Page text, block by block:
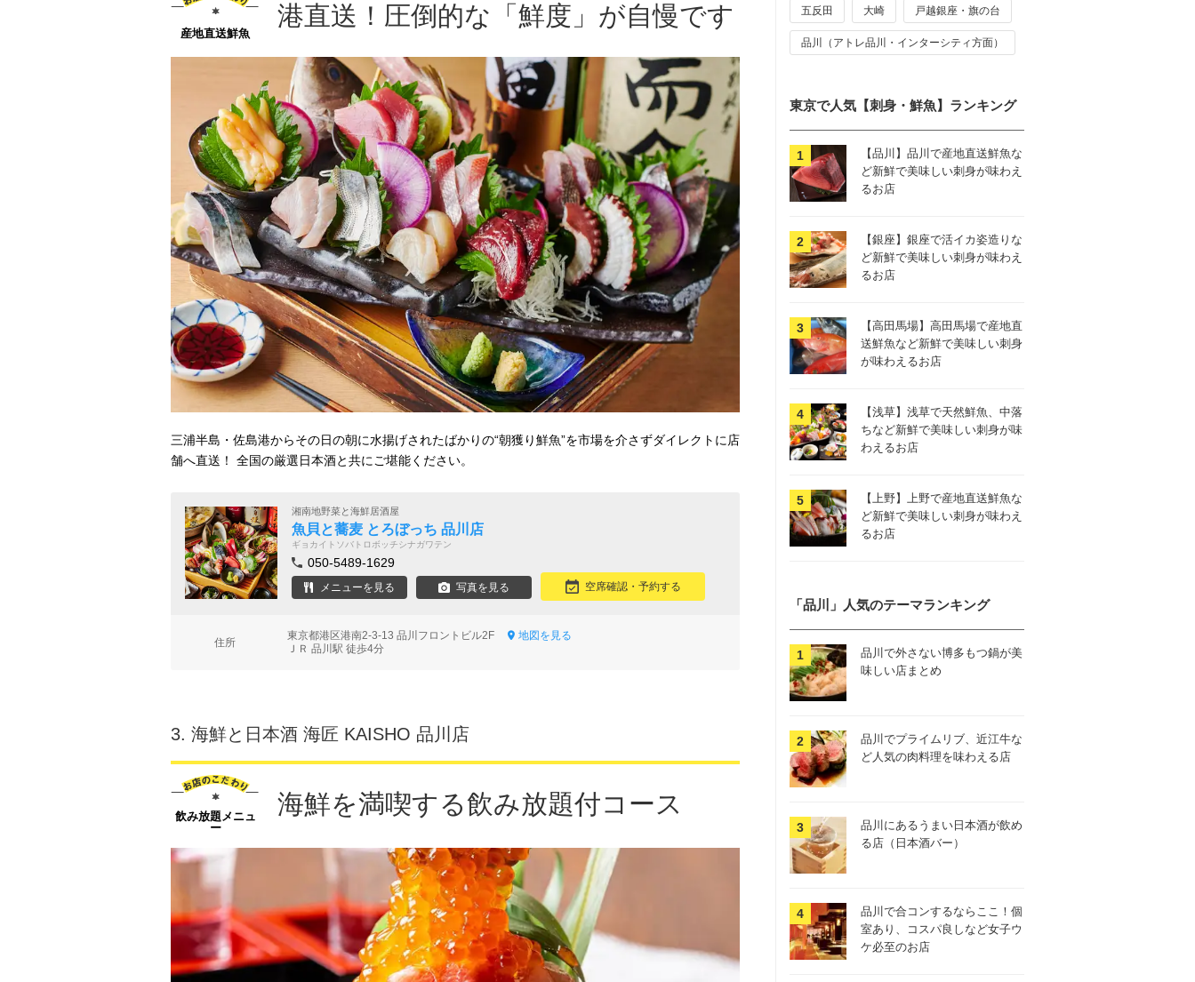
産地直送鮮魚
港直送！圧倒的な「鮮度」が自慢です
三浦半島・佐島港からその日の朝に水揚げされたばかりの“朝獲り鮮魚”を市場を介さずダイレクトに店
舗へ直送！ 全国の厳選日本酒と共にご堪能ください。
湘南地野菜と海鮮居酒屋
魚貝と蕎麦 とろぼっち 品川店
ギョカイトソバトロボッチシナガワテン
050-5489-1629
メニューを見る 写真を見る 空席確認・予約する
住所
東京都港区港南2-3-13 品川フロントビル2F
地図を見る
ＪＲ 品川駅 徒歩4分
3. 海鮮と日本酒 海匠 KAISHO 品川店
飲み放題メニュ
ー
海鮮を満喫する飲み放題付コース
五反田 大崎 戸越銀座・旗の台
品川（アトレ品川・インターシティ方面）
東京で人気【刺身・鮮魚】ランキング
【品川】品川で産地直送鮮魚な
ど新鮮で美味しい刺身が味わえ
るお店
【銀座】銀座で活イカ姿造りな
ど新鮮で美味しい刺身が味わえ
るお店
【高田馬場】高田馬場で産地直
送鮮魚など新鮮で美味しい刺身
が味わえるお店
【浅草】浅草で天然鮮魚、中落
ちなど新鮮で美味しい刺身が味
わえるお店
【上野】上野で産地直送鮮魚な
ど新鮮で美味しい刺身が味わえ
るお店
「品川」人気のテーマランキング
品川で外さない博多もつ鍋が美
味しい店まとめ
品川でプライムリブ、近江牛な
ど人気の肉料理を味わえる店
品川にあるうまい日本酒が飲め
る店（日本酒バー）
品川で合コンするならここ！個
室あり、コスパ良しなど女子ウ
ケ必至のお店